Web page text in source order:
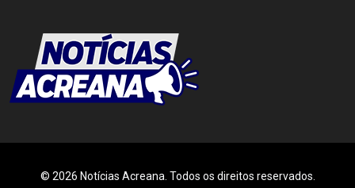
© 2026 Notícias Acreana. Todos os direitos reservados.